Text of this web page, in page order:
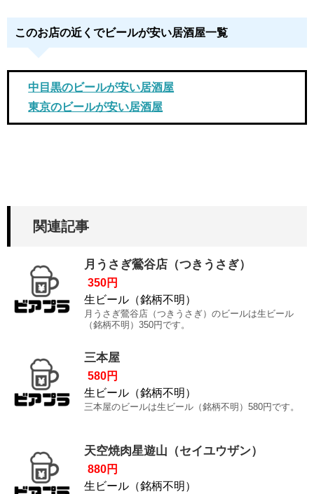
このお店の近くでビールが安い居酒屋一覧
中目黒のビールが安い居酒屋
東京のビールが安い居酒屋
関連記事
月うさぎ鶯谷店（つきうさぎ）
350円
生ビール（銘柄不明）
月うさぎ鶯谷店（つきうさぎ）のビールは生ビール
（銘柄不明）350円です。
三本屋
580円
生ビール（銘柄不明）
三本屋のビールは生ビール（銘柄不明）580円です。
天空焼肉星遊山（セイユウザン）
880円
生ビール（銘柄不明）